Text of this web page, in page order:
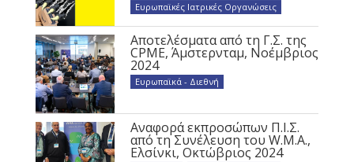
Ευρωπαϊκές Ιατρικές Οργανώσεις
Αποτελέσματα από τη Γ.Σ. της
CPME, Άμστερνταμ, Νοέμβριος
2024
Ευρωπαϊκά - Διεθνή
Αναφορά εκπροσώπων Π.Ι.Σ.
από τη Συνέλευση του W.M.A.,
Ελσίνκι, Οκτώβριος 2024